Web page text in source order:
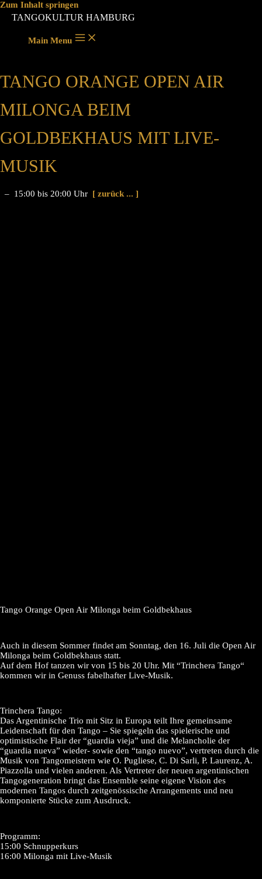
Zum Inhalt springen
TANGOKULTUR HAMBURG
Main Menu
TANGO ORANGE OPEN AIR
MILONGA BEIM
GOLDBEKHAUS MIT LIVE-
MUSIK
– 15:00 bis 20:00 Uhr [ zurück ... ]
Tango Orange Open Air Milonga beim Goldbekhaus
Auch in diesem Sommer findet am Sonntag, den 16. Juli die Open Air
Milonga beim Goldbekhaus statt.
Auf dem Hof tanzen wir von 15 bis 20 Uhr. Mit “Trinchera Tango“
kommen wir in Genuss fabelhafter Live-Musik.
Trinchera Tango:
Das Argentinische Trio mit Sitz in Europa teilt Ihre gemeinsame
Leidenschaft für den Tango – Sie spiegeln das spielerische und
optimistische Flair der “guardia vieja” und die Melancholie der
“guardia nueva” wieder- sowie den “tango nuevo”, vertreten durch die
Musik von Tangomeistern wie O. Pugliese, C. Di Sarli, P. Laurenz, A.
Piazzolla und vielen anderen. Als Vertreter der neuen argentinischen
Tangogeneration bringt das Ensemble seine eigene Vision des
modernen Tangos durch zeitgenössische Arrangements und neu
komponierte Stücke zum Ausdruck.
Programm:
15:00 Schnupperkurs
16:00 Milonga mit Live-Musik